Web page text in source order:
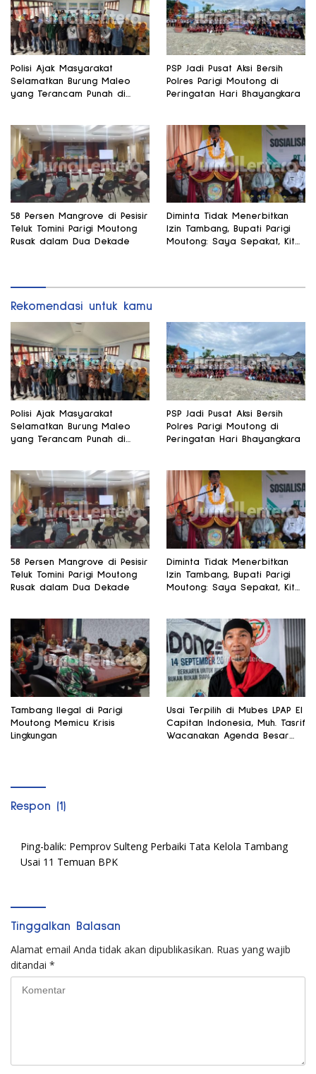
Polisi Ajak Masyarakat
Selamatkan Burung Maleo
yang Terancam Punah di
PSP Jadi Pusat Aksi Bersih
Polres Parigi Moutong di
Peringatan Hari Bhayangkara
58 Persen Mangrove di Pesisir
Teluk Tomini Parigi Moutong
Rusak dalam Dua Dekade
Diminta Tidak Menerbitkan
Izin Tambang, Bupati Parigi
Moutong: Saya Sepakat, Kita
Rekomendasi untuk kamu
Polisi Ajak Masyarakat
Selamatkan Burung Maleo
yang Terancam Punah di
PSP Jadi Pusat Aksi Bersih
Polres Parigi Moutong di
Peringatan Hari Bhayangkara
58 Persen Mangrove di Pesisir
Teluk Tomini Parigi Moutong
Rusak dalam Dua Dekade
Diminta Tidak Menerbitkan
Izin Tambang, Bupati Parigi
Moutong: Saya Sepakat, Kita
Tambang Ilegal di Parigi
Moutong Memicu Krisis
Lingkungan
Usai Terpilih di Mubes LPAP El
Capitan Indonesia, Muh. Tasrif
Wacanakan Agenda Besar
Respon (1)
Ping-balik: Pemprov Sulteng Perbaiki Tata Kelola Tambang
Usai 11 Temuan BPK
Tinggalkan Balasan
Alamat email Anda tidak akan dipublikasikan. Ruas yang wajib
ditandai *